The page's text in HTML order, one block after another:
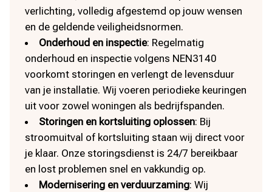
verlichting, volledig afgestemd op jouw wensen
en de geldende veiligheidsnormen.
Onderhoud en inspectie: Regelmatig
onderhoud en inspectie volgens NEN3140
voorkomt storingen en verlengt de levensduur
van je installatie. Wij voeren periodieke keuringen
uit voor zowel woningen als bedrijfspanden.
Storingen en kortsluiting oplossen: Bij
stroomuitval of kortsluiting staan wij direct voor
je klaar. Onze storingsdienst is 24/7 bereikbaar
en lost problemen snel en vakkundig op.
Modernisering en verduurzaming: Wij